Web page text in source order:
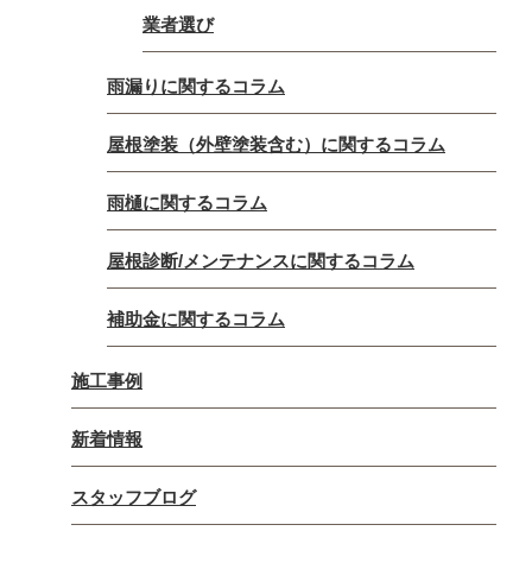
業者選び
雨漏りに関するコラム
屋根塗装（外壁塗装含む）に関するコラム
雨樋に関するコラム
屋根診断/メンテナンスに関するコラム
補助金に関するコラム
施工事例
新着情報
スタッフブログ